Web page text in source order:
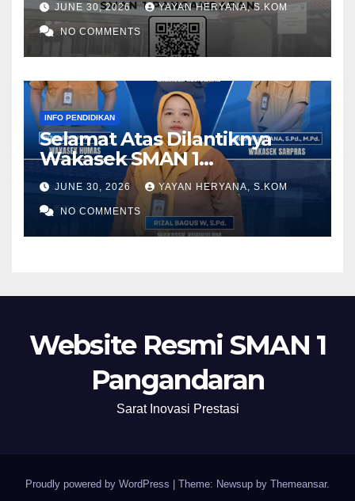
JUNE 30, 2026 YAYAN HERYANA, S.KOM
NO COMMENTS
INFO PENDIDIKAN
Selamat Atas Dilantiknya
Wakasek SMAN 1
Pangandaran Periode 2026-
2028
JUNE 30, 2026 YAYAN HERYANA, S.KOM
NO COMMENTS
Website Resmi SMAN 1
Pangandaran
Sarat Inovasi Prestasi
Proudly powered by WordPress Theme: Newsup by Themeansar.